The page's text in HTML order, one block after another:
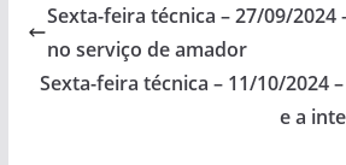
Sexta-feira técnica – 27/09/2024
no serviço de amador
Sexta-feira técnica – 11/10/2024
e a